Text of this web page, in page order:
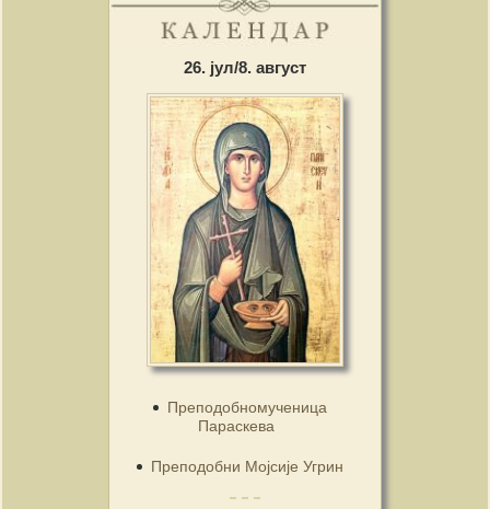
26. јул/8. август
Преподобномученица
Параскева
Преподобни Мојсије Угрин